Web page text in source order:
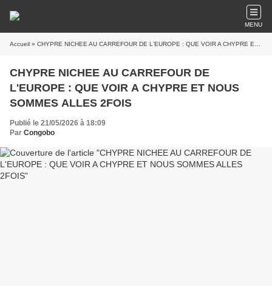
MENU
Accueil » CHYPRE NICHEE AU CARREFOUR DE L'EUROPE : QUE VOIR A CHYPRE ET NOUS SOMMES ALLES 2FOIS
CHYPRE NICHEE AU CARREFOUR DE
L'EUROPE : QUE VOIR A CHYPRE ET NOUS
SOMMES ALLES 2FOIS
Publié le 21/05/2026 à 18:09
Par Congobo